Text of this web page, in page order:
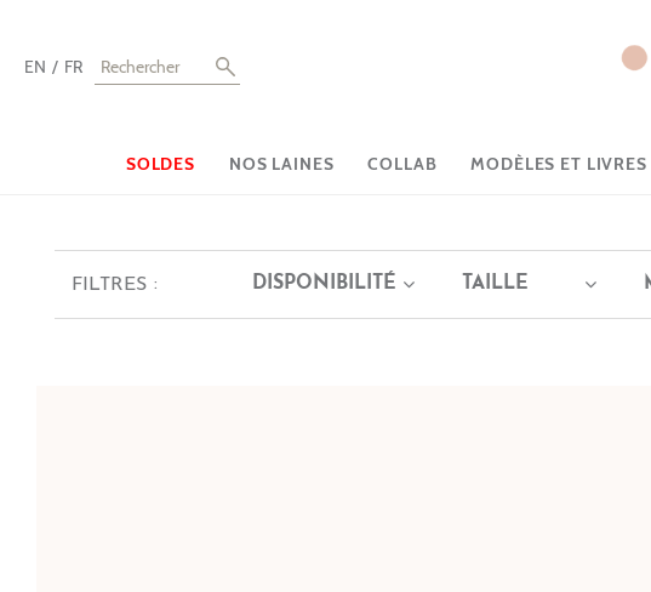
EN FR
SOLDES NOS LAINES COLLAB MODÈLES ET
FILTRES DISPONIBILITÉ TAILLE